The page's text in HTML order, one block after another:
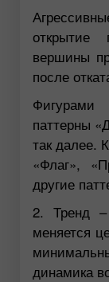
открытие
вершины
после
паттерны
так далее.
«Флаг»,
другие
2. Тренд –
меняется
динамика